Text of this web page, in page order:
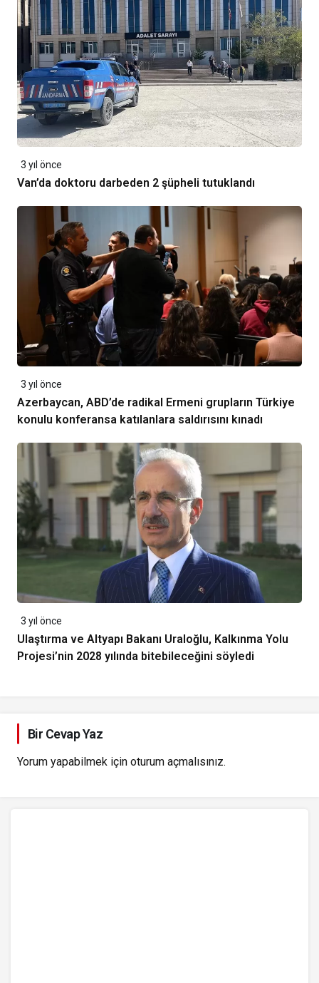
3 yıl önce
Van’da doktoru darbeden 2 şüpheli tutuklandı
3 yıl önce
Azerbaycan, ABD’de radikal Ermeni grupların Türkiye
konulu konferansa katılanlara saldırısını kınadı
3 yıl önce
Ulaştırma ve Altyapı Bakanı Uraloğlu, Kalkınma Yolu
Projesi’nin 2028 yılında bitebileceğini söyledi
Bir Cevap Yaz
Yorum yapabilmek için oturum açmalısınız.